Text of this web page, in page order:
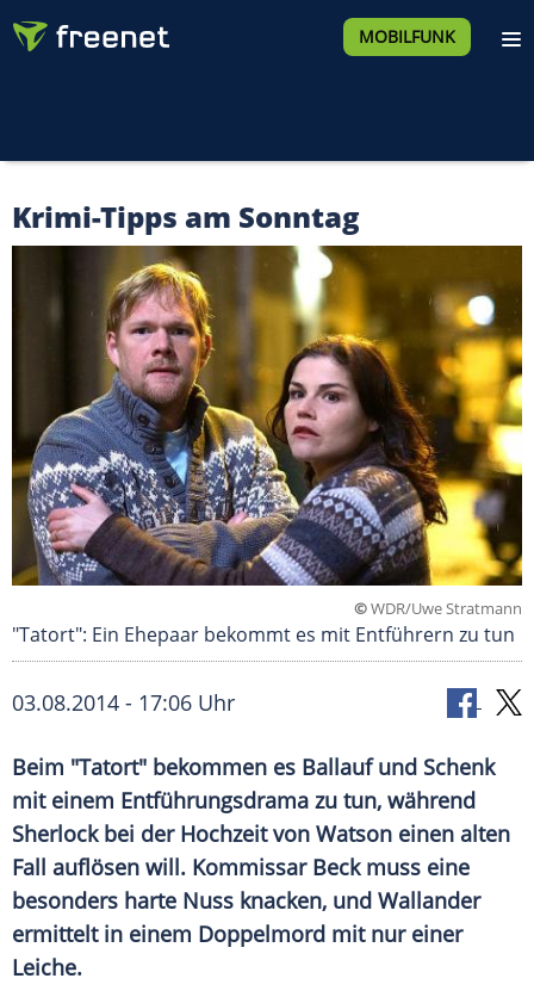
MOBILFUNK
Krimi-Tipps am Sonntag
©WDR/Uwe Stratmann
"Tatort": Ein Ehepaar bekommt es mit Entführern zu tun
03.08.2014 - 17:06 Uhr
Beim "Tatort" bekommen es Ballauf und Schenk
mit einem Entführungsdrama zu tun, während
Sherlock bei der Hochzeit von Watson einen alten
Fall auflösen will. Kommissar Beck muss eine
besonders harte Nuss knacken, und Wallander
ermittelt in einem Doppelmord mit nur einer
Leiche.